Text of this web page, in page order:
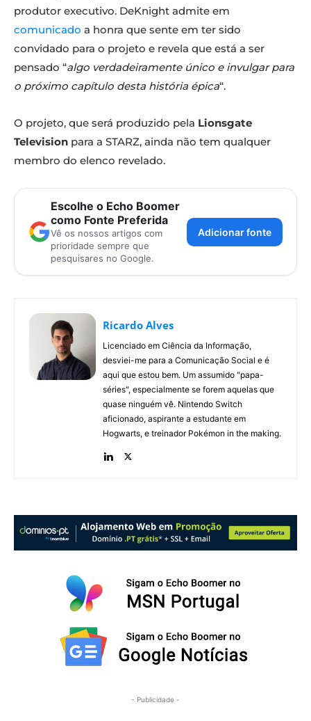
produtor executivo. DeKnight admite em
comunicado a honra que sente em ter sido
convidado para o projeto e revela que está a ser
pensado “algo verdadeiramente único e invulgar para
o próximo capítulo desta história épica“.
O projeto, que será produzido pela Lionsgate
Television para a STARZ, ainda não tem qualquer
membro do elenco revelado.
Escolhe o Echo Boomer
como Fonte Preferida
Vê os nossos artigos com
prioridade sempre que
pesquisares no Google.
Adicionar fonte
Ricardo Alves
Licenciado em Ciência da Informação,
desviei-me para a Comunicação Social e é
aqui que estou bem. Um assumido "papa-
séries", especialmente se forem aquelas que
quase ninguém vê. Nintendo Switch
aficionado, aspirante a estudante em
Hogwarts, e treinador Pokémon in the making.
- Publicidade -